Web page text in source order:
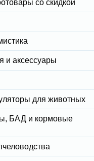
со скидкой
и аксессуары
для животных
БАД и кормовые